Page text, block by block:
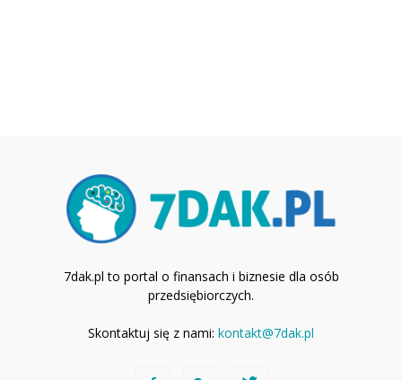
7dak.pl to portal o finansach i biznesie dla osób
przedsiębiorczych.
Skontaktuj się z nami: kontakt@7dak.pl